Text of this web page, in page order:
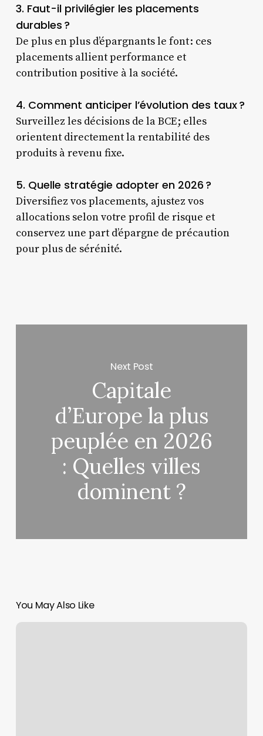
3. Faut-il privilégier les placements
durables ?
De plus en plus d’épargnants le font : ces
placements allient performance et
contribution positive à la société.
4. Comment anticiper l’évolution des taux ?
Surveillez les décisions de la BCE ; elles
orientent directement la rentabilité des
produits à revenu fixe.
5. Quelle stratégie adopter en 2026 ?
Diversifiez vos placements, ajustez vos
allocations selon votre profil de risque et
conservez une part d’épargne de précaution
pour plus de sérénité.
Next Post
Capitale
d’Europe la plus
peuplée en 2026
: Quelles villes
dominent ?
You May Also Like
Les